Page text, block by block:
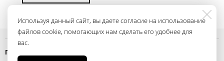
Используя данный сайт, вы даете согласие на использование
файлов cookie, помогающих нам сделать его удобнее для
вас.
Политика конфиденциальности